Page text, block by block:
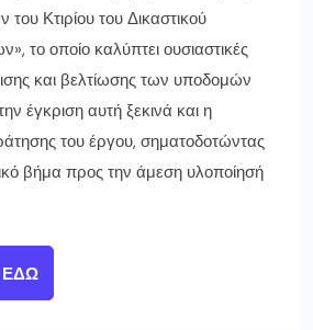
Κτιρίου του Δικαστικού
το οποίο καλύπτει ουσιαστικές
και βελτίωσης των υποδομών
έγκριση αυτή ξεκινά και η
του έργου, σηματοδοτώντας
βήμα προς την άμεση υλοποίησή
ΕΔΏ